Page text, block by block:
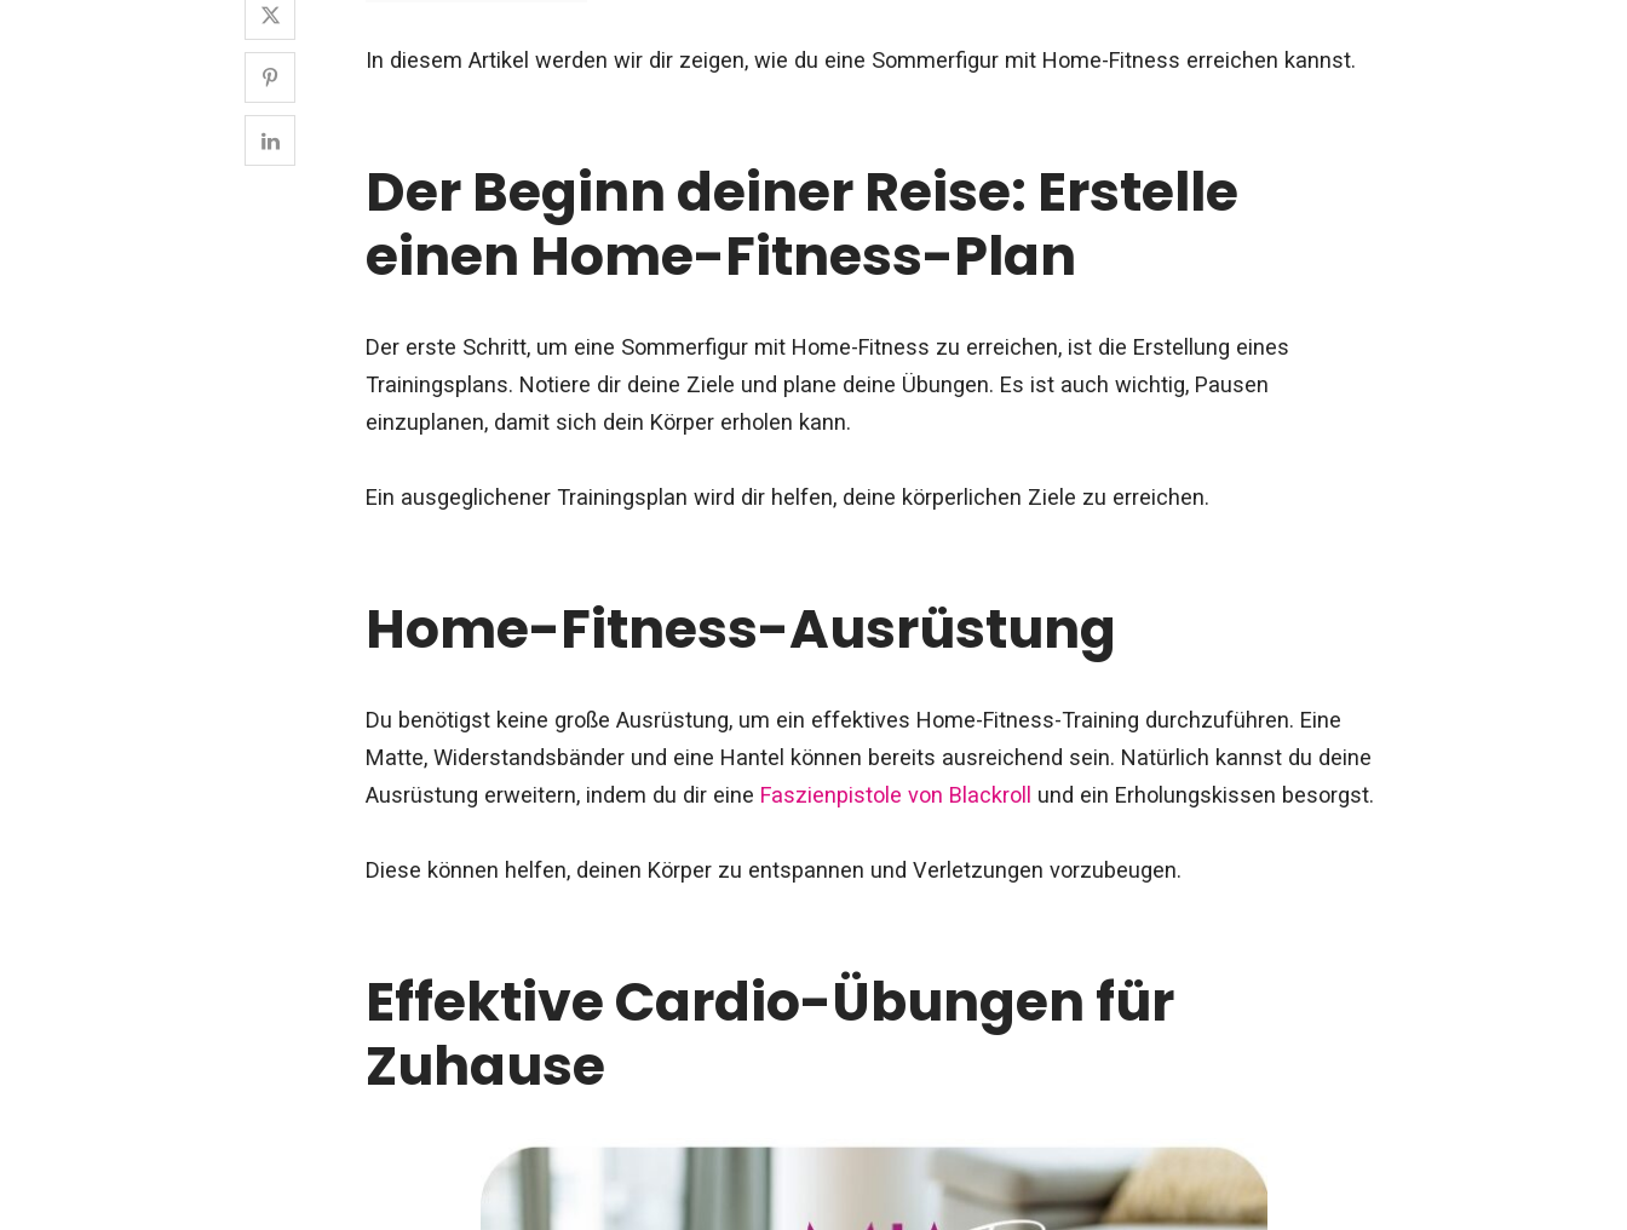
In diesem Artikel werden wir dir zeigen, wie du eine Sommerfigur mit Home-Fitness erreichen kannst.
Der Beginn deiner Reise: Erstelle
einen Home-Fitness-Plan
Der erste Schritt, um eine Sommerfigur mit Home-Fitness zu erreichen, ist die Erstellung eines
Trainingsplans. Notiere dir deine Ziele und plane deine Übungen. Es ist auch wichtig, Pausen
einzuplanen, damit sich dein Körper erholen kann.
Ein ausgeglichener Trainingsplan wird dir helfen, deine körperlichen Ziele zu erreichen.
Home-Fitness-Ausrüstung
Du benötigst keine große Ausrüstung, um ein effektives Home-Fitness-Training durchzuführen. Eine
Matte, Widerstandsbänder und eine Hantel können bereits ausreichend sein. Natürlich kannst du deine
Ausrüstung erweitern, indem du dir eine Faszienpistole von Blackroll und ein Erholungskissen besorgst.
Diese können helfen, deinen Körper zu entspannen und Verletzungen vorzubeugen.
Effektive Cardio-Übungen für
Zuhause